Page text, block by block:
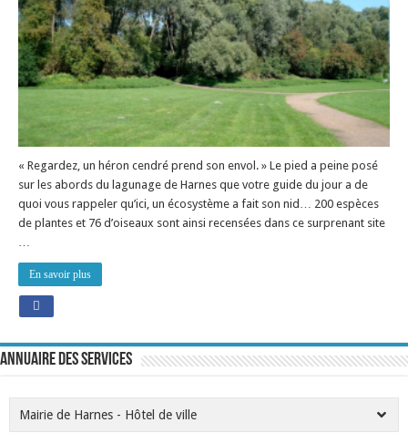
« Regardez, un héron cendré prend son envol. » Le pied a peine posé
sur les abords du lagunage de Harnes que votre guide du jour a de
quoi vous rappeler qu’ici, un écosystème a fait son nid… 200 espèces
de plantes et 76 d’oiseaux sont ainsi recensées dans ce surprenant site
En savoir plus
Annuaire des services
Mairie de Harnes - Hôtel de ville